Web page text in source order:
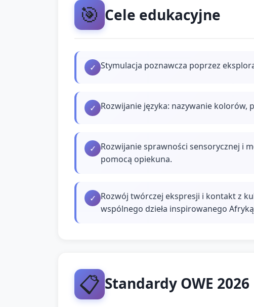
🎯 Cele edukacyjne
✓ Stymulacja poznawcza poprzez
✓ Rozwijanie języka: nazywanie
✓ Rozwijanie sprawności sensorycznej i
pomocą opiekuna.
✓ Rozwój twórczej ekspresji i kontakt z
wspólnego dzieła inspirowanego
📋 Standardy OWE 2026